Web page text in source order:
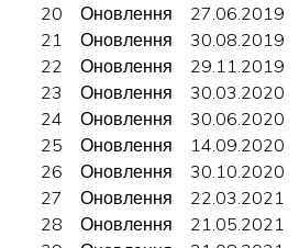
20
Оновлення 27.06.2019
21
Оновлення 30.08.2019
22
Оновлення 29.11.2019
23
Оновлення 30.03.2020
24
Оновлення 30.06.2020
25
Оновлення 14.09.2020
26
Оновлення 30.10.2020
27
Оновлення 22.03.2021
28
Оновлення 21.05.2021